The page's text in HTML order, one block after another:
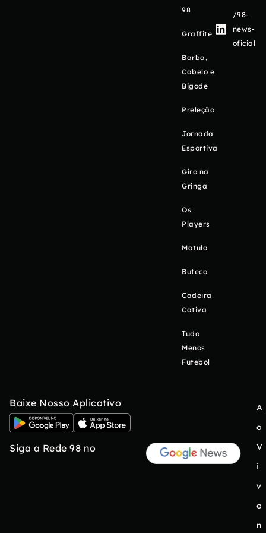
98
Graffite
Barba,
Cabelo e
Bigode
Preleção
Jornada
Esportiva
Giro na
Gringa
Os
Players
Matula
Buteco
Cadeira
Cativa
Tudo
Menos
Futebol
/98-
news-
oficial
Baixe Nosso Aplicativo
Siga a Rede 98 no
A
o
V
i
v
o
n